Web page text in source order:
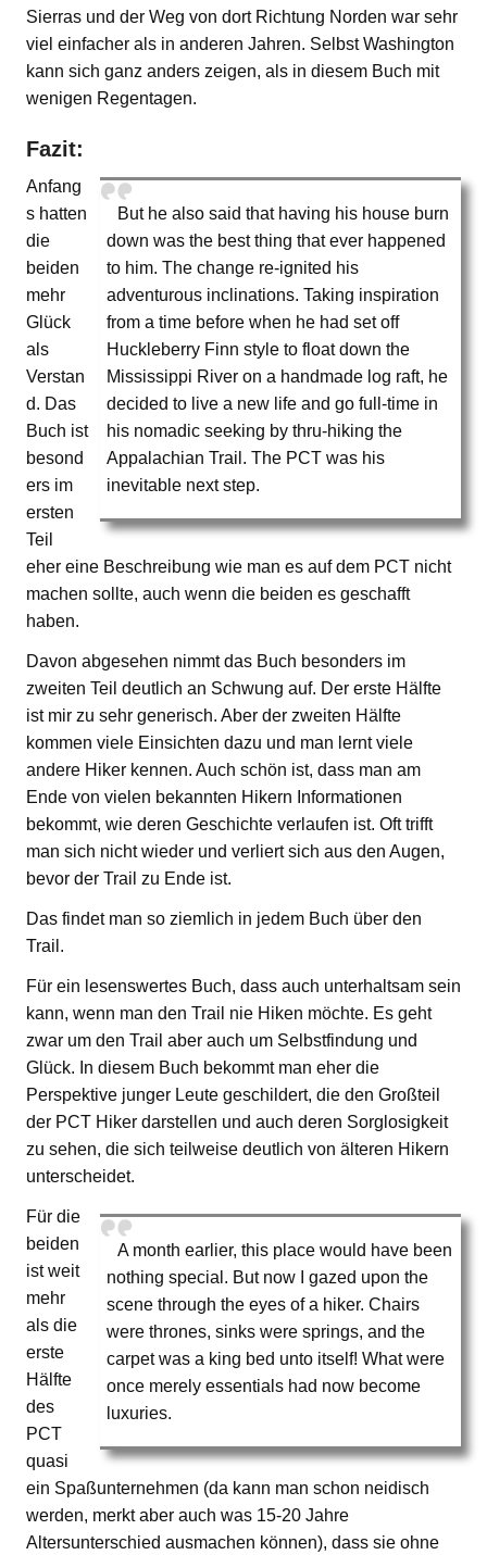
Sierras und der Weg von dort Richtung Norden war sehr
viel einfacher als in anderen Jahren. Selbst Washington
kann sich ganz anders zeigen, als in diesem Buch mit
wenigen Regentagen.
Fazit:
But he also said that having his house burn
down was the best thing that ever happened
to him. The change re-ignited his
adventurous inclinations. Taking inspiration
from a time before when he had set off
Huckleberry Finn style to float down the
Mississippi River on a handmade log raft, he
decided to live a new life and go full-time in
his nomadic seeking by thru-hiking the
Appalachian Trail. The PCT was his
inevitable next step.
Anfang
s hatten
die
beiden
mehr
Glück
als
Verstan
d. Das
Buch ist
besond
ers im
ersten
Teil
eher eine Beschreibung wie man es auf dem PCT nicht
machen sollte, auch wenn die beiden es geschafft
haben.
Davon abgesehen nimmt das Buch besonders im
zweiten Teil deutlich an Schwung auf. Der erste Hälfte
ist mir zu sehr generisch. Aber der zweiten Hälfte
kommen viele Einsichten dazu und man lernt viele
andere Hiker kennen. Auch schön ist, dass man am
Ende von vielen bekannten Hikern Informationen
bekommt, wie deren Geschichte verlaufen ist. Oft trifft
man sich nicht wieder und verliert sich aus den Augen,
bevor der Trail zu Ende ist.
Das findet man so ziemlich in jedem Buch über den
Trail.
Für ein lesenswertes Buch, dass auch unterhaltsam sein
kann, wenn man den Trail nie Hiken möchte. Es geht
zwar um den Trail aber auch um Selbstfindung und
Glück. In diesem Buch bekommt man eher die
Perspektive junger Leute geschildert, die den Großteil
der PCT Hiker darstellen und auch deren Sorglosigkeit
zu sehen, die sich teilweise deutlich von älteren Hikern
unterscheidet.
A month earlier, this place would have been
nothing special. But now I gazed upon the
scene through the eyes of a hiker. Chairs
were thrones, sinks were springs, and the
carpet was a king bed unto itself! What were
once merely essentials had now become
luxuries.
Für die
beiden
ist weit
mehr
als die
erste
Hälfte
des
PCT
quasi
ein Spaßunternehmen (da kann man schon neidisch
werden, merkt aber auch was 15-20 Jahre
Altersunterschied ausmachen können), dass sie ohne